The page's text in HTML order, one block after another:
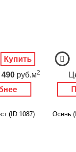
490 руб.м2
Купить
(ID 1087) Осень